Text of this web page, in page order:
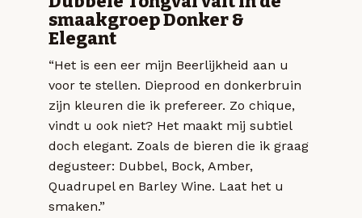
smaakgroep Donker &
Elegant
“Het is een eer mijn Beerlijkheid aan u
voor te stellen. Dieprood en donkerbruin
zijn kleuren die ik prefereer. Zo chique,
vindt u ook niet? Het maakt mij subtiel
doch elegant. Zoals de bieren die ik graag
degusteer: Dubbel, Bock, Amber,
Quadrupel en Barley Wine. Laat het u
smaken.”